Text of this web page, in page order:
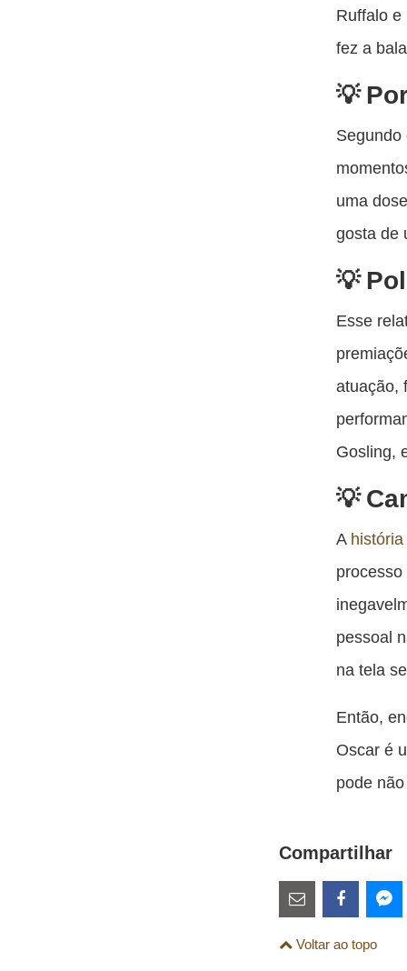
Ruffalo e
fez a
Segundo
uma
gosta de
Esse
atuação,
Gosling,
A história
pessoal
na tela
Então,
Oscar é
pode
Compartilhar
Estes
links
são
esta
Voltar ao topo